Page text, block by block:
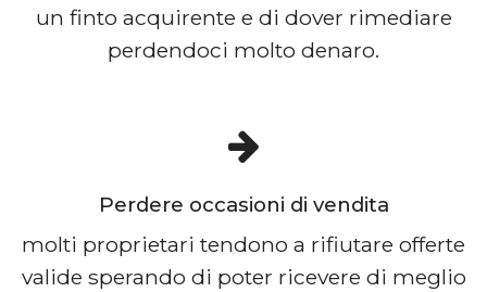
un finto acquirente e di dover rimediare
perdendoci molto denaro.
Perdere occasioni di vendita
molti proprietari tendono a rifiutare offerte
valide sperando di poter ricevere di meglio